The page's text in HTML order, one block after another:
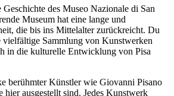
des Museo Nazionale di San
Museum hat eine lange und
die bis ins Mittelalter zurückreicht. Du
Sammlung von Kunstwerken
in die kulturelle Entwicklung von Pisa
berühmter Künstler wie Giovanni Pisano
ausgestellt sind. Jedes Kunstwerk